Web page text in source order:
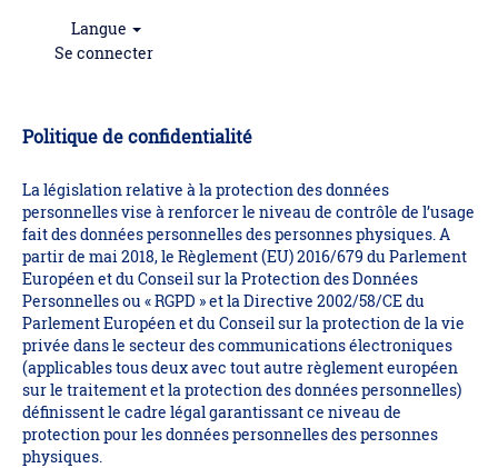
Langue
Se connecter
Politique de confidentialité
La législation relative à la protection des données
personnelles vise à renforcer le niveau de contrôle de l’usage
fait des données personnelles des personnes physiques. A
partir de mai 2018, le Règlement (EU) 2016/679 du Parlement
Européen et du Conseil sur la Protection des Données
Personnelles ou « RGPD » et la Directive 2002/58/CE du
Parlement Européen et du Conseil sur la protection de la vie
privée dans le secteur des communications électroniques
(applicables tous deux avec tout autre règlement européen
sur le traitement et la protection des données personnelles)
définissent le cadre légal garantissant ce niveau de
protection pour les données personnelles des personnes
physiques.